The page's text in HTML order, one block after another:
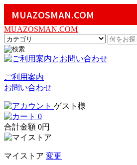
MUAZOSMAN.COM
MUAZOSMAN.COM
ご利用案内
お問い合わせ
ゲスト様
0
合計金額 0円
マイストア 変更